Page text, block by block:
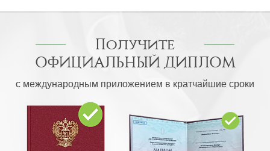
Получите
ОФИЦИАЛЬНЫЙ ДИПЛОМ
с международным приложением в кратчайшие сроки